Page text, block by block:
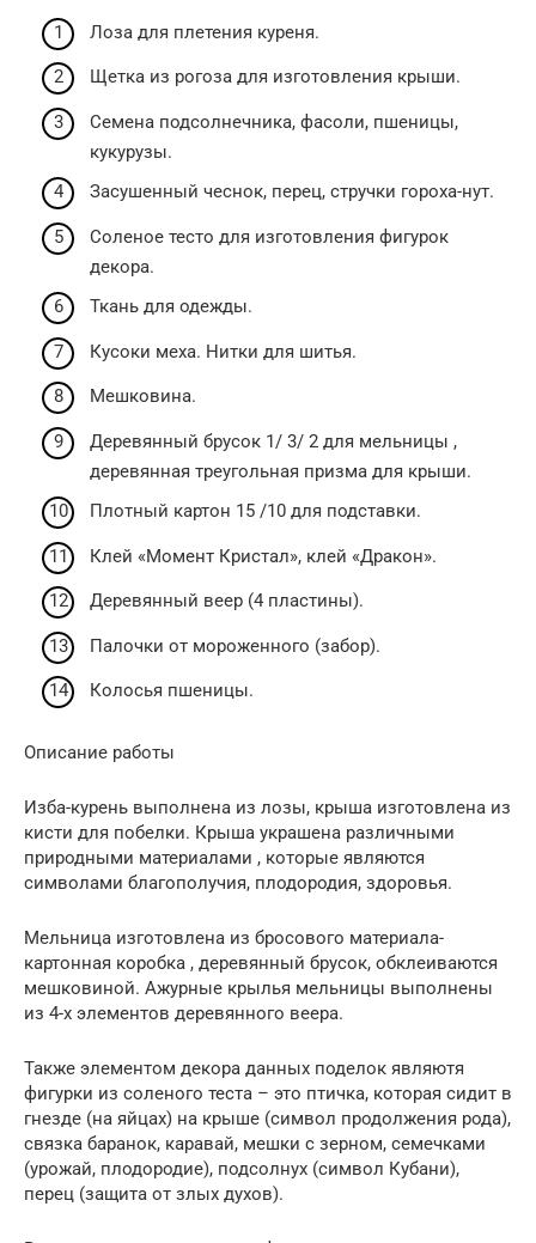
Лоза для плетения куреня.
Щетка из рогоза для изготовления крыши.
Семена подсолнечника, фасоли, пшеницы,
кукурузы.
Засушенный чеснок, перец, стручки гороха-нут.
Соленое тесто для изготовления фигурок
декора.
Ткань для одежды.
Кусоки меха. Нитки для шитья.
Мешковина.
Деревянный брусок 1/ 3/ 2 для мельницы ,
деревянная треугольная призма для крыши.
Плотный картон 15 /10 для подставки.
Клей «Момент Кристал», клей «Дракон».
Деревянный веер (4 пластины).
Палочки от мороженного (забор).
Колосья пшеницы.
Описание работы
Изба-курень выполнена из лозы, крыша изготовлена из
кисти для побелки. Крыша украшена различными
природными материалами , которые являются
символами благополучия, плодородия, здоровья.
Мельница изготовлена из бросового материала-
картонная коробка , деревянный брусок, обклеиваются
мешковиной. Ажурные крылья мельницы выполнены
из 4-х элементов деревянного веера.
Также элементом декора данных поделок являютя
фигурки из соленого теста – это птичка, которая сидит в
гнезде (на яйцах) на крыше (символ продолжения рода),
связка баранок, каравай, мешки с зерном, семечками
(урожай, плодородие), подсолнух (символ Кубани),
перец (защита от злых духов).